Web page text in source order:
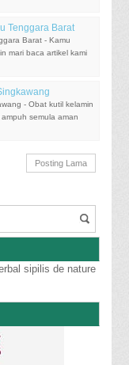
Tenggara Barat
Barat - Kamu
mari baca artikel kami
- Obat kutil kelamin
semula aman
Posting Lama